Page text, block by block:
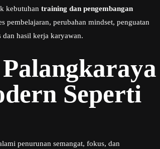
kebutuhan training dan pengembangan
pembelajaran, perubahan mindset, penguatan
hasil kerja karyawan.
Palangkaraya
Seperti
penurunan semangat, fokus, dan